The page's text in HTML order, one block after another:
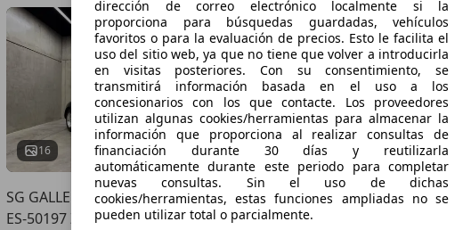
16
€ 98.800 Sin
12/1976 17.300 km
SG GALLERY, SL
ES-50197 ZARAGOZA
dirección de correo electrónico localmente si la
proporciona para búsquedas guardadas, vehículos
favoritos o para la evaluación de precios. Esto le facilita el
uso del sitio web, ya que no tiene que volver a introducirla
en visitas posteriores. Con su consentimiento, se
transmitirá información basada en el uso a los
concesionarios con los que contacte. Los proveedores
utilizan algunas cookies/herramientas para almacenar la
información que proporciona al realizar consultas de
financiación durante 30 días y reutilizarla
automáticamente durante este periodo para completar
nuevas consultas. Sin el uso de dichas
cookies/herramientas, estas funciones ampliadas no se
pueden utilizar total o parcialmente.